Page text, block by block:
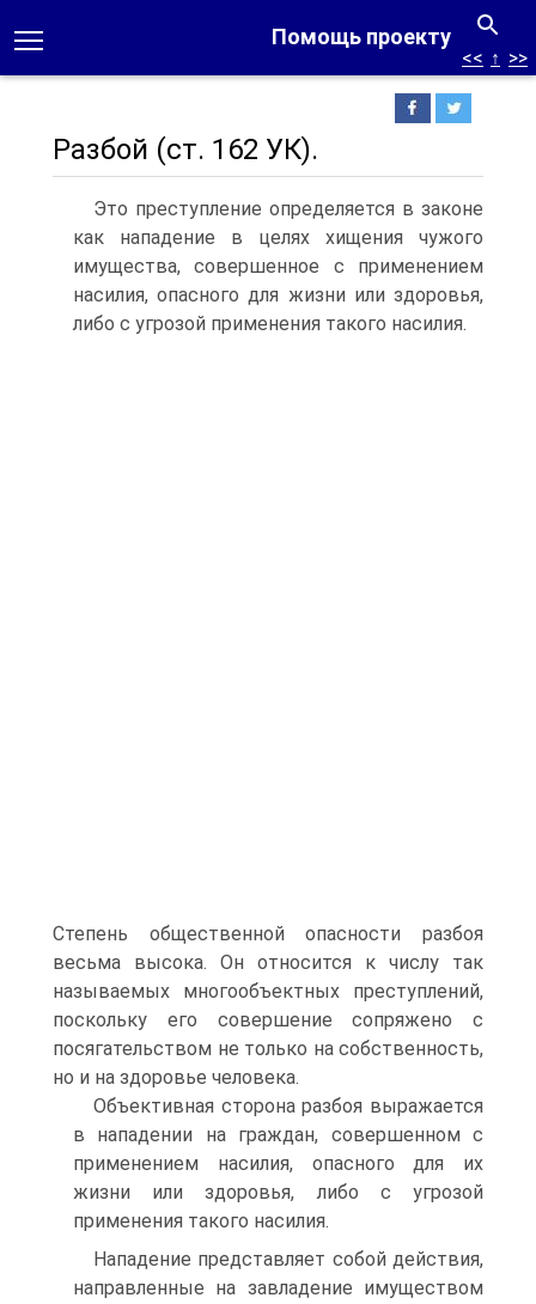
Помощь проекту
<< ↑ >>
Разбой (ст. 162 УК).
Это преступление определяется в законе
как нападение в целях хищения чужого
имущества, совершенное с применением
насилия, опасного для жизни или здоровья,
либо с угрозой применения такого насилия.
Степень общественной опасности разбоя
весьма высока. Он относится к числу так
называемых многообъектных преступлений,
поскольку его совершение сопряжено с
посягательством не только на собственность,
но и на здоровье человека.
Объективная сторона разбоя выражается
в нападении на граждан, совершенном с
применением насилия, опасного для их
жизни или здоровья, либо с угрозой
применения такого насилия.
Нападение представляет собой действия,
направленные на завладение имуществом